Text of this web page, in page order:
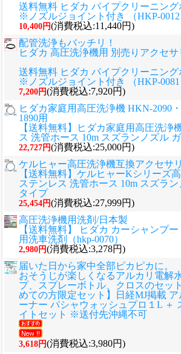
送料無料 ヒダカ パイプクリーニング
※ノズルジョイント付き （HKP-0012
10,400円(消費税込:11,440円)
配管洗浄もバッチリ！
ヒダカ 高圧洗浄機用 別売りアクセサ
送料無料 ヒダカ パイプクリーニング
※ノズルジョイント付き （HKP-0081
7,200円(消費税込:7,920円)
ヒダカ家庭用高圧洗浄機 HKN-2090
1890用
【送料無料】ヒダカ家庭用高圧洗浄
ス 洗管ホース 10m スズランノズル
22,727円(消費税込:25,000円)
ケルヒャー高圧洗浄機互換アクセサ
【送料無料】ケルヒャーKシリーズ
ステンレス 洗管ホース 10m スズラ
タイプ
25,454円(消費税込:27,999円)
高圧洗浄機用洗剤/日本製
【送料無料】 ヒダカ カーシャンプ
用洗車洗剤（hkp-0070）
2,980円(消費税込:3,278円)
届いた日から家中全部ピカピカに。
おそうじが楽しくなるアルカリ電解
プ、スプレーボトル、クロスのセット
めての方限定セット】日経MJ掲載 ア
ーナー パシャウォッシュプロ１L ＋
イトセット ※送付先沖縄不可
3,618円(消費税込:3,980円)